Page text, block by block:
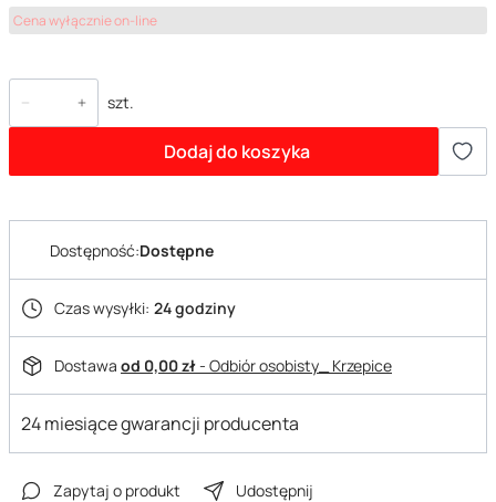
Cena wyłącznie on-line
szt.
Dodaj do koszyka
Dostępność:Dostępne
Czas wysyłki: 24 godziny
Dostawa od 0,00 zł- Odbiór osobisty_ Krzepice
24 miesiące gwarancji producenta
Zapytaj o produkt Udostępnij